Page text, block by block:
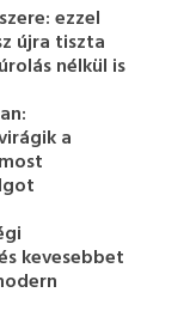
ezzel
újra tiszta
nélkül is
a
kevesebbet